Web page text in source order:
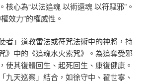
核心為“以法追魂 以術還魂 以符驅邪”。
效力”的權威性。
者」道教雷法或符咒法術中的神將，持
》中的《追魂水火索咒》。為追奪受邪
使其復體回生、起死回生、康復健康。
九天巡察」結合，如徐守中、翟世寧、